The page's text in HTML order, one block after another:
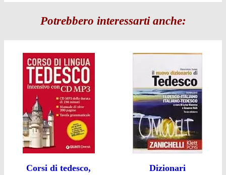
Potrebbero interessarti anche:
Corsi di tedesco,
Dizionari